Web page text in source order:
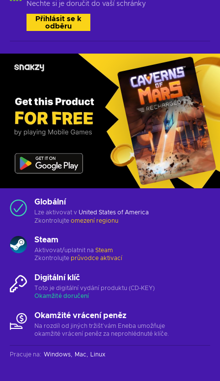
Nechte si je doručit do vaší schránky
Přihlásit se k
odběru
Globální
Lze aktivovat v United States of America
Zkontrolujte omezení regionu
Steam
Aktivovat/uplatnit na Steam
Zkontrolujte průvodce aktivací
Digitální klíč
Toto je digitální vydání produktu (CD-KEY)
Okamžité doručení
Okamžité vrácení peněz
Na rozdíl od jiných tržišť vám Eneba umožňuje
okamžité vrácení peněz za neprohlédnuté klíče.
Pracuje na: Windows Mac Linux